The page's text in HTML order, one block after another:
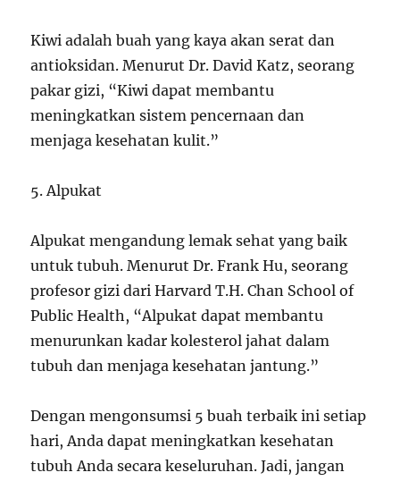
Kiwi adalah buah yang kaya akan serat dan
antioksidan. Menurut Dr. David Katz, seorang
pakar gizi, “Kiwi dapat membantu
meningkatkan sistem pencernaan dan
menjaga kesehatan kulit.”
5. Alpukat
Alpukat mengandung lemak sehat yang baik
untuk tubuh. Menurut Dr. Frank Hu, seorang
profesor gizi dari Harvard T.H. Chan School of
Public Health, “Alpukat dapat membantu
menurunkan kadar kolesterol jahat dalam
tubuh dan menjaga kesehatan jantung.”
Dengan mengonsumsi 5 buah terbaik ini setiap
hari, Anda dapat meningkatkan kesehatan
tubuh Anda secara keseluruhan. Jadi, jangan